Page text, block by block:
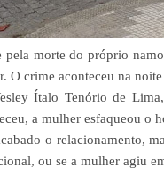
morte do próprio
O crime aconteceu na
Ítalo Tenório de
a mulher esfaqueou o
o relacionamento,
ou se a mulher agiu